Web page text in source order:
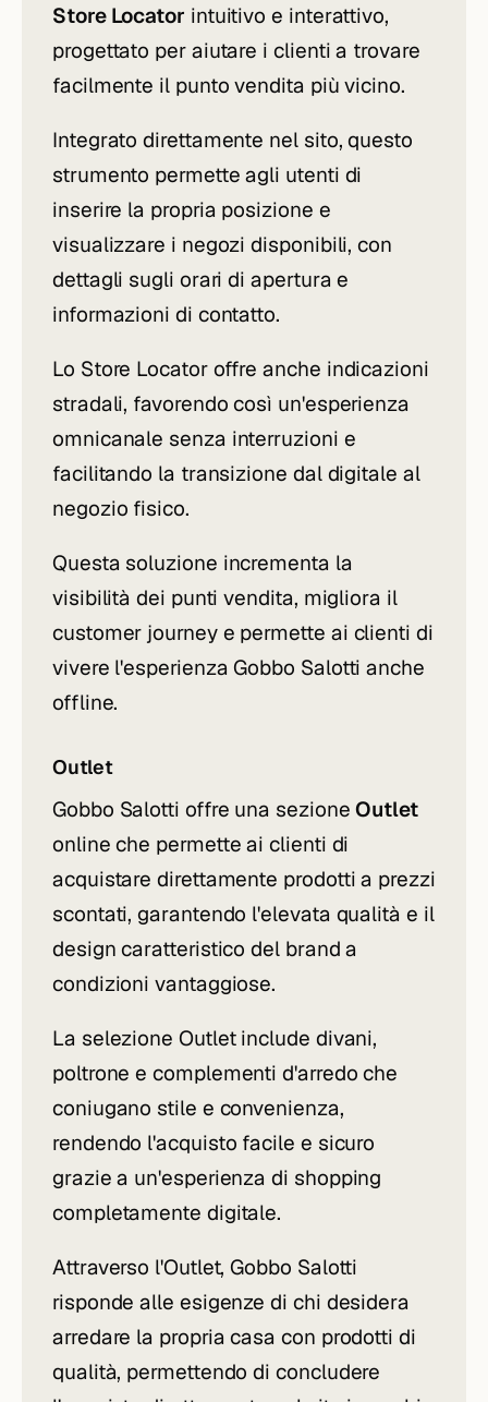
Store Locator intuitivo e interattivo,
progettato per aiutare i clienti a trovare
facilmente il punto vendita più vicino.
Integrato direttamente nel sito, questo
strumento permette agli utenti di
inserire la propria posizione e
visualizzare i negozi disponibili, con
dettagli sugli orari di apertura e
informazioni di contatto.
Lo Store Locator offre anche indicazioni
stradali, favorendo così un'esperienza
omnicanale senza interruzioni e
facilitando la transizione dal digitale al
negozio fisico.
Questa soluzione incrementa la
visibilità dei punti vendita, migliora il
customer journey e permette ai clienti di
vivere l'esperienza Gobbo Salotti anche
offline.
Outlet
Gobbo Salotti offre una sezioneOutlet
online che permette ai clienti di
acquistare direttamente prodotti a prezzi
scontati, garantendo l'elevata qualità e il
design caratteristico del brand a
condizioni vantaggiose.
La selezione Outlet include divani,
poltrone e complementi d'arredo che
coniugano stile e convenienza,
rendendo l'acquisto facile e sicuro
grazie a un'esperienza di shopping
completamente digitale.
Attraverso l'Outlet, Gobbo Salotti
risponde alle esigenze di chi desidera
arredare la propria casa con prodotti di
qualità, permettendo di concludere